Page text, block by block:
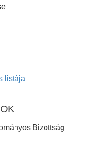
listája
Bizottság